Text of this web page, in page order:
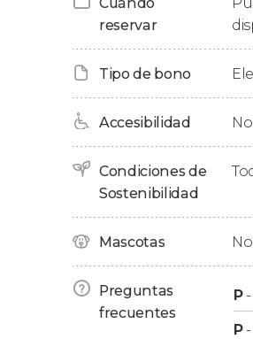
Al final del tour
salchichas de reno
ambientarnos aún más.
Auroras
Debido a que se trata
por supuesto, ¡no
Si lo preferís, también
reservar
Tipo de bono
Accesibilidad
Condiciones de
Sostenibilidad
Mascotas
Preguntas
frecuentes
P-
P-